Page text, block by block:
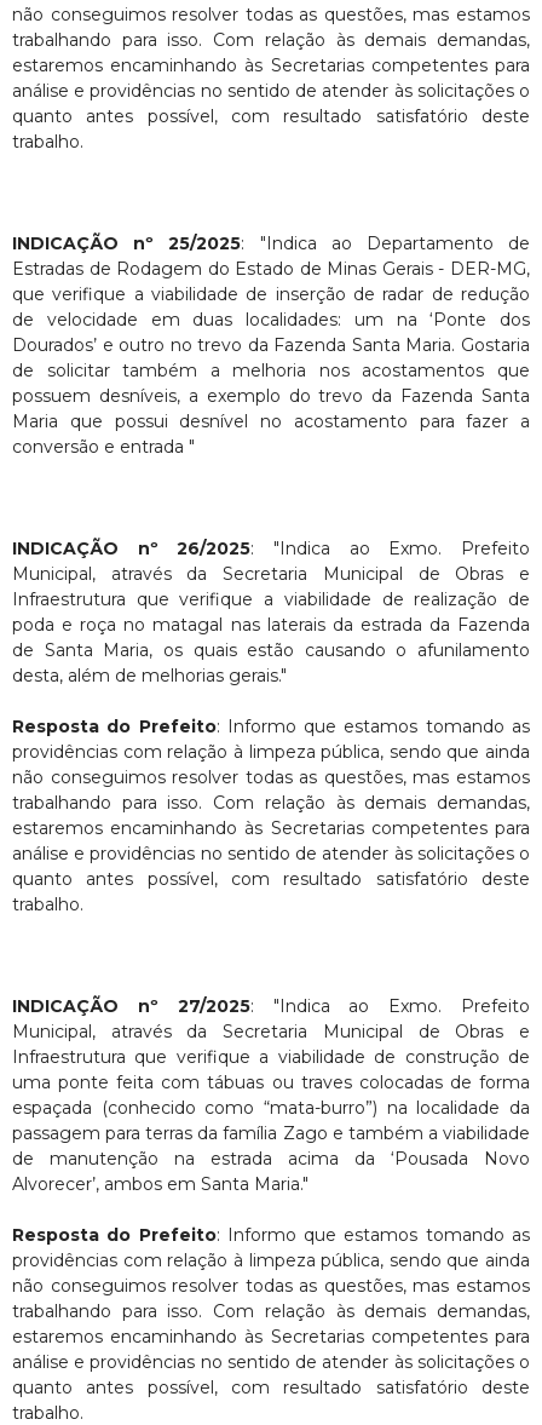
não conseguimos resolver todas as questões, mas estamos
trabalhando para isso. Com relação às demais demandas,
estaremos encaminhando às Secretarias competentes para
análise e providências no sentido de atender às solicitações o
quanto antes possível, com resultado satisfatório deste
trabalho.
INDICAÇÃO nº 25/2025: "Indica ao Departamento de
Estradas de Rodagem do Estado de Minas Gerais - DER-MG,
que verifique a viabilidade de inserção de radar de redução
de velocidade em duas localidades: um na ‘Ponte dos
Dourados’ e outro no trevo da Fazenda Santa Maria. Gostaria
de solicitar também a melhoria nos acostamentos que
possuem desníveis, a exemplo do trevo da Fazenda Santa
Maria que possui desnível no acostamento para fazer a
conversão e entrada "
INDICAÇÃO nº 26/2025: "Indica ao Exmo. Prefeito
Municipal, através da Secretaria Municipal de Obras e
Infraestrutura que verifique a viabilidade de realização de
poda e roça no matagal nas laterais da estrada da Fazenda
de Santa Maria, os quais estão causando o afunilamento
desta, além de melhorias gerais."
Resposta do Prefeito: Informo que estamos tomando as
providências com relação à limpeza pública, sendo que ainda
não conseguimos resolver todas as questões, mas estamos
trabalhando para isso. Com relação às demais demandas,
estaremos encaminhando às Secretarias competentes para
análise e providências no sentido de atender às solicitações o
quanto antes possível, com resultado satisfatório deste
trabalho.
INDICAÇÃO nº 27/2025: "Indica ao Exmo. Prefeito
Municipal, através da Secretaria Municipal de Obras e
Infraestrutura que verifique a viabilidade de construção de
uma ponte feita com tábuas ou traves colocadas de forma
espaçada (conhecido como “mata-burro”) na localidade da
passagem para terras da família Zago e também a viabilidade
de manutenção na estrada acima da ‘Pousada Novo
Alvorecer’, ambos em Santa Maria."
Resposta do Prefeito: Informo que estamos tomando as
providências com relação à limpeza pública, sendo que ainda
não conseguimos resolver todas as questões, mas estamos
trabalhando para isso. Com relação às demais demandas,
estaremos encaminhando às Secretarias competentes para
análise e providências no sentido de atender às solicitações o
quanto antes possível, com resultado satisfatório deste
trabalho.